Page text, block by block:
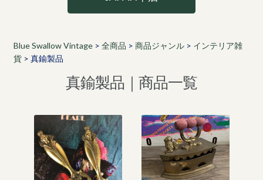
Blue Swallow Vintage> 全商品 > 商品ジャンル> インテリア雑
貨> 真鍮製品
真鍮製品｜商品一覧